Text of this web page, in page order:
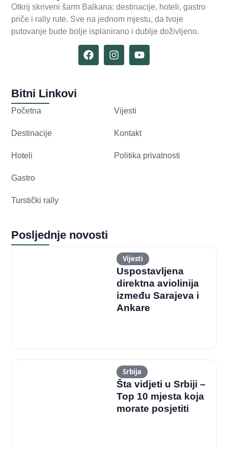
Otkrij skriveni šarm Balkana: destinacije, hoteli, gastro
priče i rally rute. Sve na jednom mjestu, da tvoje
putovanje bude bolje isplanirano i dublje doživljeno.
Bitni Linkovi
Početna
Destinacije
Hoteli
Gastro
Turstički rally
Vijesti
Kontakt
Politika privatnosti
Posljednje novosti
Vijesti
Uspostavljena
direktna aviolinija
između Sarajeva i
Ankare
Srbija
Šta vidjeti u Srbiji –
Top 10 mjesta koja
morate posjetiti